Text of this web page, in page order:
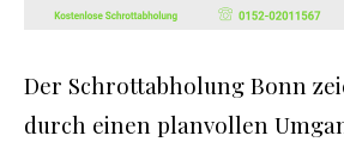
Der Schrottabholung Bonn
durch einen planvollen